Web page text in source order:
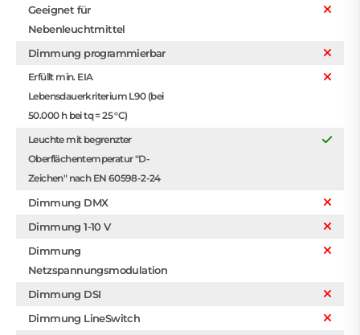
Geeignet für
Nebenleuchtmittel
Dimmung programmierbar
Erfüllt min. EIA
Lebensdauerkriterium L90 (bei
50.000 h bei tq = 25 °C)
Leuchte mit begrenzter
Oberflächentemperatur "D-
Zeichen" nach EN 60598-2-24
Dimmung DMX
Dimmung 1-10 V
Dimmung
Netzspannungsmodulation
Dimmung DSI
Dimmung LineSwitch